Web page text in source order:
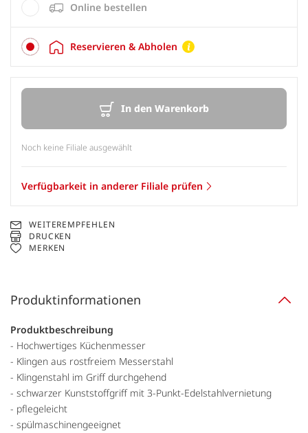
Online bestellen
Reservieren & Abholen
In den Warenkorb
Noch keine Filiale ausgewählt
Verfügbarkeit in anderer Filiale prüfen
WEITEREMPFEHLEN
DRUCKEN
MERKEN
Produktinformationen
Produktbeschreibung
- Hochwertiges Küchenmesser
- Klingen aus rostfreiem Messerstahl
- Klingenstahl im Griff durchgehend
- schwarzer Kunststoffgriff mit 3-Punkt-Edelstahlvernietung
- pflegeleicht
- spülmaschinengeeignet